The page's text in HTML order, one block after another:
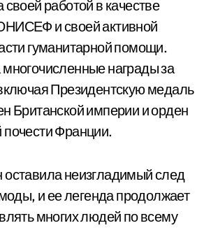
работой в качестве
и своей активной
гуманитарной помощи.
награды за
Президентскую медаль
Британской империи и орден
Франции.
неизгладимый след
и ее легенда продолжает
многих людей по всему